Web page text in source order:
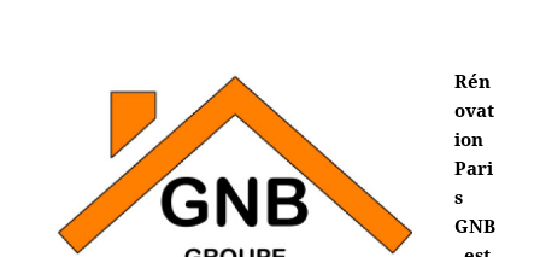
Rén
ovat
ion
Pari
s
GNB